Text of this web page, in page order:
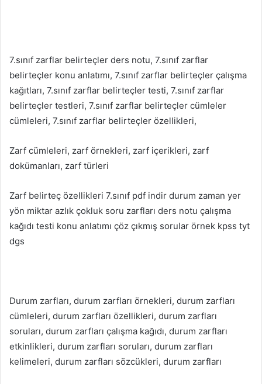
7.sınıf zarflar belirteçler ders notu, 7.sınıf zarflar
belirteçler konu anlatımı, 7.sınıf zarflar belirteçler çalışma
kağıtları, 7.sınıf zarflar belirteçler testi, 7.sınıf zarflar
belirteçler testleri, 7.sınıf zarflar belirteçler cümleler
cümleleri, 7.sınıf zarflar belirteçler özellikleri,
Zarf cümleleri, zarf örnekleri, zarf içerikleri, zarf
dokümanları, zarf türleri
Zarf belirteç özellikleri 7.sınıf pdf indir durum zaman yer
yön miktar azlık çokluk soru zarfları ders notu çalışma
kağıdı testi konu anlatımı çöz çıkmış sorular örnek kpss tyt
dgs
Durum zarfları, durum zarfları örnekleri, durum zarfları
cümleleri, durum zarfları özellikleri, durum zarfları
soruları, durum zarfları çalışma kağıdı, durum zarfları
etkinlikleri, durum zarfları soruları, durum zarfları
kelimeleri, durum zarfları sözcükleri, durum zarfları